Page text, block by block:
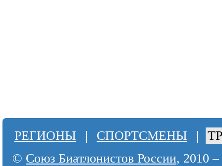
РЕГИОНЫ | СПОРТСМЕНЫ |
© Союз Биатлонистов России, 2010